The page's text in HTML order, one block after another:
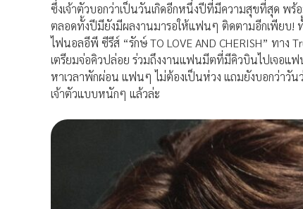
ซึ่งเจ้าตัวบอกว่าเป็นวันเกิดอีกหนึ่งปีที่มีความสุขที่สุด พร้
ตลอดทั้งปีมียังมีผลงานมารอให้แฟนๆ ติดตามอีกเพียบ!
ไฟนอลอีพี ซีรีส์ “รักษ์ TO LOVE AND CHERISH” ทาง
เตรียมจ่อคิวปล่อย ร่วมถึงงานแฟนมีตที่มีคิวบินไปเจอแ
หาเวลาพักผ่อน แฟนๆ ไม่ต้องเป็นห่วง แถมยังบอกว่าวั
เจ้าตัวแบบหนักๆ แล้วล่ะ